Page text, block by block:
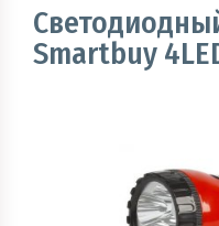
Двери, ворота и
Информационно-
Огнебиозащитные
Огнетушители
Smartbuy